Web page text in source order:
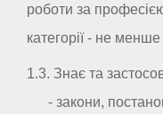
роботи за
категорії - не менше
1.3. Знає та
- закони,